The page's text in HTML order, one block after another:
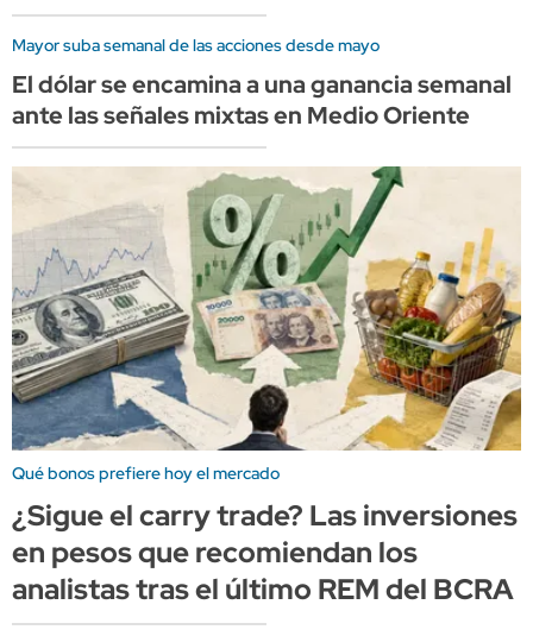
Mayor suba semanal de las acciones desde mayo
El dólar se encamina a una ganancia semanal
ante las señales mixtas en Medio Oriente
Qué bonos prefiere hoy el mercado
¿Sigue el carry trade? Las inversiones
en pesos que recomiendan los
analistas tras el último REM del BCRA